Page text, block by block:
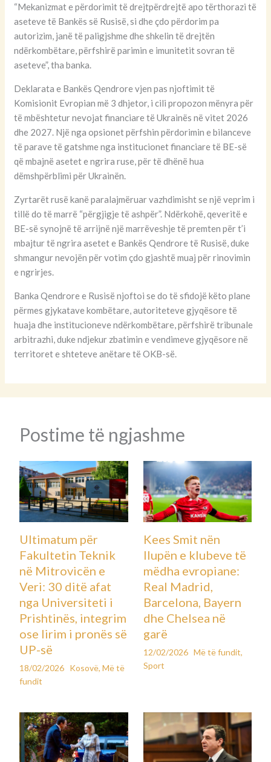
“Mekanizmat e përdorimit të drejtpërdrejtë apo tërthorazi të
aseteve të Bankës së Rusisë, si dhe çdo përdorim pa
autorizim, janë të paligjshme dhe shkelin të drejtën
ndërkombëtare, përfshirë parimin e imunitetit sovran të
aseteve”, tha banka.
Deklarata e Bankës Qendrore vjen pas njoftimit të
Komisionit Evropian më 3 dhjetor, i cili propozon mënyra për
të mbështetur nevojat financiare të Ukrainës në vitet 2026
dhe 2027. Një nga opsionet përfshin përdorimin e bilanceve
të parave të gatshme nga institucionet financiare të BE-së
që mbajnë asetet e ngrira ruse, për të dhënë hua
dëmshpërblimi për Ukrainën.
Zyrtarët rusë kanë paralajmëruar vazhdimisht se një veprim i
tillë do të marrë “përgjigje të ashpër”. Ndërkohë, qeveritë e
BE-së synojnë të arrijnë një marrëveshje të premten për t’i
mbajtur të ngrira asetet e Bankës Qendrore të Rusisë, duke
shmangur nevojën për votim çdo gjashtë muaj për rinovimin
e ngrirjes.
Banka Qendrore e Rusisë njoftoi se do të sfidojë këto plane
përmes gjykatave kombëtare, autoriteteve gjyqësore të
huaja dhe institucioneve ndërkombëtare, përfshirë tribunale
arbitrazhi, duke ndjekur zbatimin e vendimeve gjyqësore në
territoret e shteteve anëtare të OKB-së.
Postime të ngjashme
Ultimatum për
Fakultetin Teknik
në Mitrovicën e
Veri: 30 ditë afat
nga Universiteti i
Prishtinës, integrim
ose lirim i pronës së
UP-së
18/02/2026 Kosovë,Më të
fundit
Kees Smit nën
llupën e klubeve të
mëdha evropiane:
Real Madrid,
Barcelona, Bayern
dhe Chelsea në
garë
12/02/2026 Më të fundit,
Sport